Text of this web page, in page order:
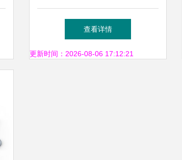
多精耕行业数年，押注企业网
络技术服务转对了
查看详情
更新时间：2026-08-06 17:12:21